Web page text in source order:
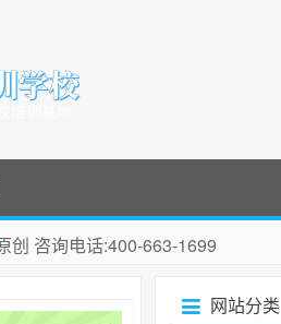
创 咨询电话:400-663-1699
网站分类